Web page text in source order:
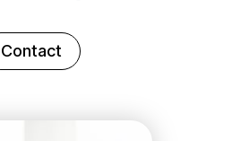
Contact